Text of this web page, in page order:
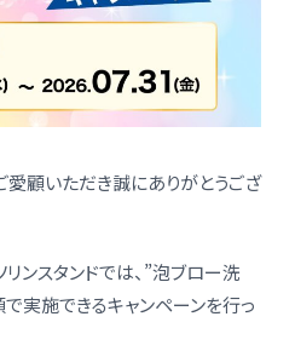
顧いただき誠にありがとうござ
ンスタンドでは、”泡ブロー洗
実施できるキャンペーンを行っ